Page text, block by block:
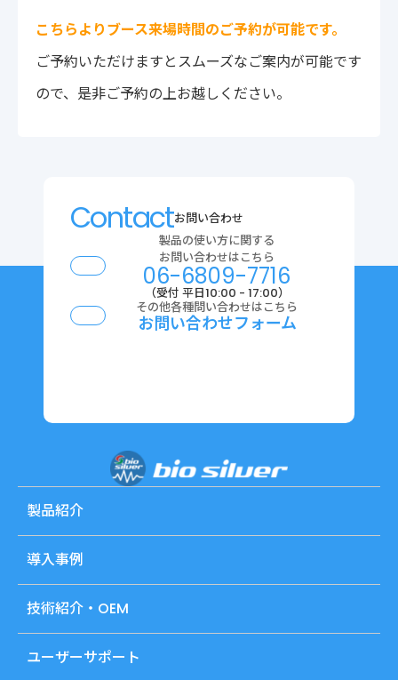
こちらよりブース来場時間のご予約が可能です。
ご予約いただけますとスムーズなご案内が可能です
ので、是非ご予約の上お越しください。
Contactお問い合わせ
製品の使い方に関する
お問い合わせはこちら
06-6809-7716
（受付 平日10:00 - 17:00）
その他各種問い合わせはこちら
お問い合わせフォーム
製品紹介
導入事例
技術紹介・OEM
ユーザーサポート